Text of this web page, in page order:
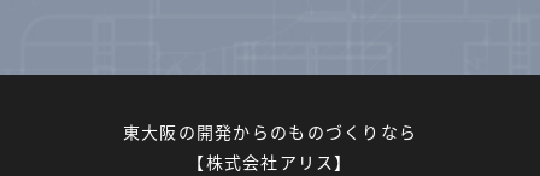
東大阪の開発からのものづくりなら
【株式会社アリス】